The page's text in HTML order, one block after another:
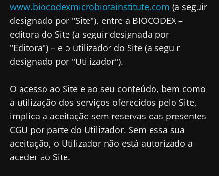
www.biocodexmicrobiotainstitute.com (a seguir
designado por "Site"), entre a BIOCODEX –
editora do Site (a seguir designada por
"Editora") – e o utilizador do Site (a seguir
designado por "Utilizador").
O acesso ao Site e ao seu conteúdo, bem como
a utilização dos serviços oferecidos pelo Site,
implica a aceitação sem reservas das presentes
CGU por parte do Utilizador. Sem essa sua
aceitação, o Utilizador não está autorizado a
aceder ao Site.